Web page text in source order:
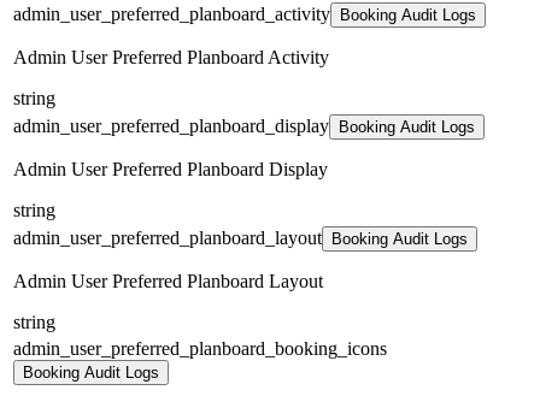
admin_user_preferred_planboard_activity
Booking Audit Logs
Admin User Preferred Planboard Activity
string
admin_user_preferred_planboard_display
Booking Audit Logs
Admin User Preferred Planboard Display
string
admin_user_preferred_planboard_layout
Booking Audit Logs
Admin User Preferred Planboard Layout
string
admin_user_preferred_planboard_booking_icons
Booking Audit Logs